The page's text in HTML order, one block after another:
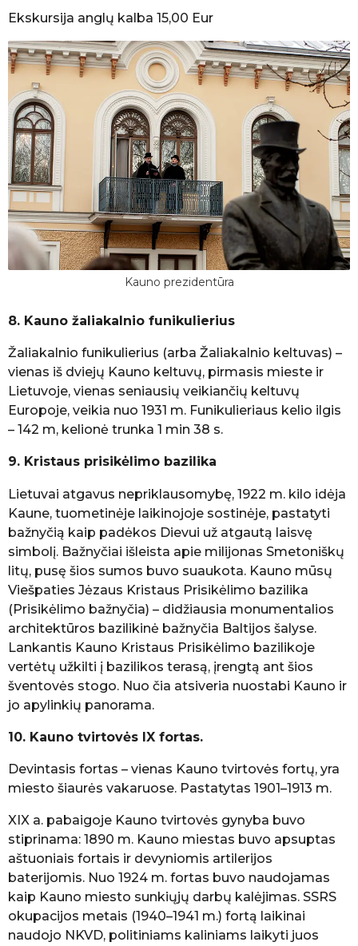
Ekskursija anglų kalba 15,00 Eur
Kauno prezidentūra
8. Kauno žaliakalnio funikulierius
Žaliakalnio funikulierius (arba Žaliakalnio keltuvas) –
vienas iš dviejų Kauno keltuvų, pirmasis mieste ir
Lietuvoje, vienas seniausių veikiančių keltuvų
Europoje, veikia nuo 1931 m. Funikulieriaus kelio ilgis
– 142 m, kelionė trunka 1 min 38 s.
9. Kristaus prisikėlimo bazilika
Lietuvai atgavus nepriklausomybę, 1922 m. kilo idėja
Kaune, tuometinėje laikinojoje sostinėje, pastatyti
bažnyčią kaip padėkos Dievui už atgautą laisvę
simbolį. Bažnyčiai išleista apie milijonas Smetoniškų
litų, pusę šios sumos buvo suaukota. Kauno mūsų
Viešpaties Jėzaus Kristaus Prisikėlimo bazilika
(Prisikėlimo bažnyčia) – didžiausia monumentalios
architektūros bazilikinė bažnyčia Baltijos šalyse.
Lankantis Kauno Kristaus Prisikėlimo bazilikoje
vertėtų užkilti į bazilikos terasą, įrengtą ant šios
šventovės stogo. Nuo čia atsiveria nuostabi Kauno ir
jo apylinkių panorama.
10. Kauno tvirtovės IX fortas.
Devintasis fortas – vienas Kauno tvirtovės fortų, yra
miesto šiaurės vakaruose. Pastatytas 1901–1913 m.
XIX a. pabaigoje Kauno tvirtovės gynyba buvo
stiprinama: 1890 m. Kauno miestas buvo apsuptas
aštuoniais fortais ir devyniomis artilerijos
baterijomis. Nuo 1924 m. fortas buvo naudojamas
kaip Kauno miesto sunkiųjų darbų kalėjimas. SSRS
okupacijos metais (1940–1941 m.) fortą laikinai
naudojo NKVD, politiniams kaliniams laikyti juos